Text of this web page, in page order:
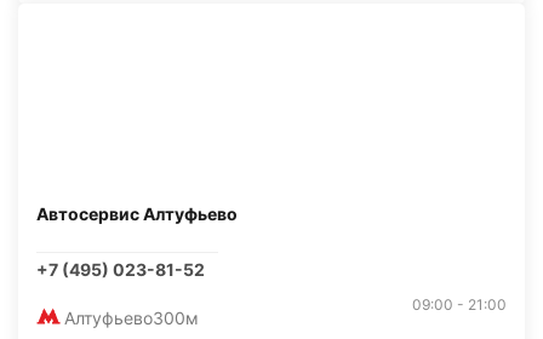
Автосервис Алтуфьево
+7 (495) 023-81-52
Алтуфьево300м
09:00 - 21:00